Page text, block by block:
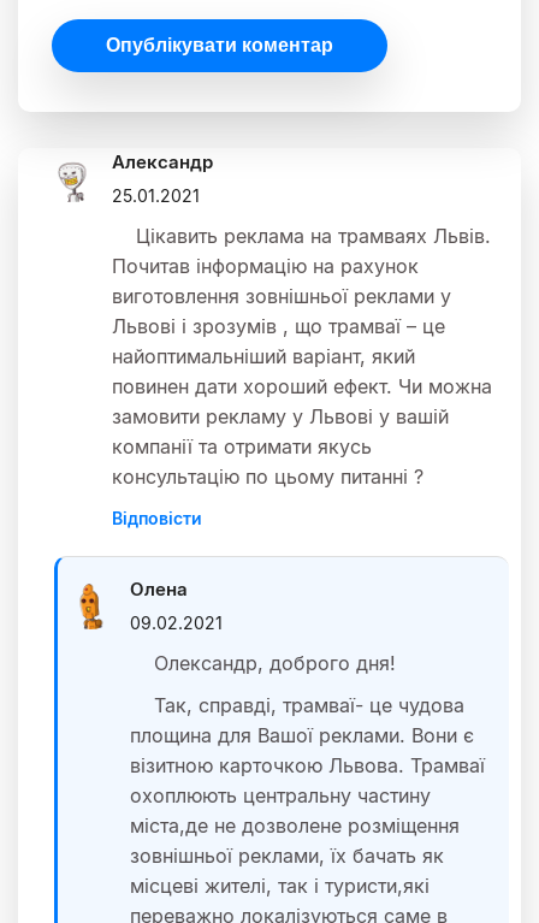
Опублікувати коментар
Александр
25.01.2021
Цікавить реклама на трамваях Львів.
Почитав інформацію на рахунок
виготовлення зовнішньої реклами у
Львові і зрозумів , що трамваї – це
найоптимальніший варіант, який
повинен дати хороший ефект. Чи можна
замовити рекламу у Львові у вашій
компанії та отримати якусь
консультацію по цьому питанні ?
Відповіcти
Олена
09.02.2021
Олександр, доброго дня!
Так, справді, трамваї- це чудова
площина для Вашої реклами. Вони є
візитною карточкою Львова. Трамваї
охоплюють центральну частину
міста,де не дозволене розміщення
зовнішньої реклами, їх бачать як
місцеві жителі, так і туристи,які
переважно локалізуються саме в